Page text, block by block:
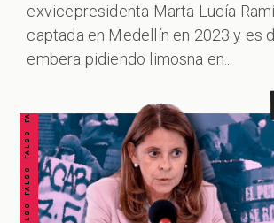
exvicepresidenta Marta Lucía
captada en Medellín en 2023 y es
embera pidiendo limosna en...
FALSO FALSO FALSO FALSO FALSO FALSO FALSO